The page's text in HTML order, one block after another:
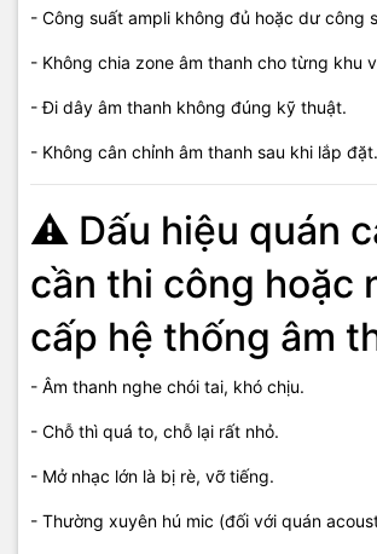
- Công suất ampli không đủ hoặc dư công
- Không chia zone âm thanh cho từng khu
- Đi dây âm thanh không đúng kỹ thuật.
- Không cân chỉnh âm thanh sau khi lắp đặt.
⚠️ Dấu hiệu quán
cần thi công hoặc
cấp hệ thống âm
- Âm thanh nghe chói tai, khó chịu.
- Chỗ thì quá to, chỗ lại rất nhỏ.
- Mở nhạc lớn là bị rè, vỡ tiếng.
- Thường xuyên hú mic (đối với quán
- Âm thanh dễ nghe, phù hợp không gian quán.
- Hỗ trợ bảo trì, nâng cấp về sau.
- Phản hồi nhanh, hỗ trợ tận nơi.
✅ Cam kết dịch vụ
Âm thanh nghe êm, không chói tai.
Phủ đều toàn bộ không gian quán.
Thi công đúng kỹ thuật, thẩm mỹ cao.
Thiết bị bền, hoạt động ổn định.
Báo giá rõ ràng, không phát sinh chi phí.
Uy tín – Trung thực – Hiệu quả tại Phú Quốc.
💰 Báo giá thi công hệ
thanh quán cà phê
⚠️ Giá phụ thuộc diện tích quán, số lượng loa